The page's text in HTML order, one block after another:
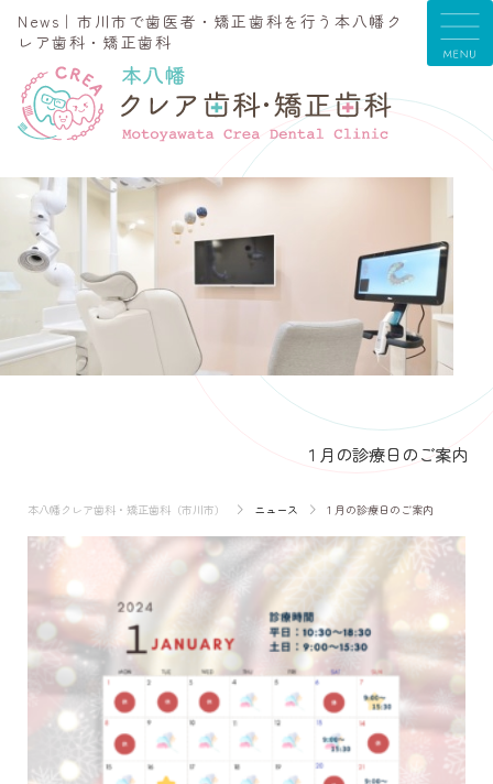
News｜市川市で歯医者・矯正歯科を行う本八幡ク
レア歯科・矯正歯科
１月の診療日のご案内
本八幡クレア歯科・矯正歯科（市川市） ニュース １月の診療日のご案内